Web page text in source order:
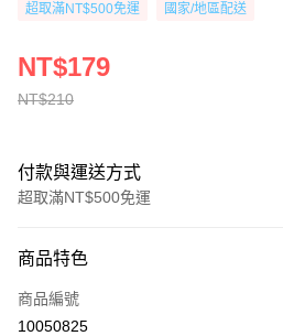
超取滿NT$500免運 國家/地區配送
NT$210
NT$179
付款與運送方式
超取滿NT$500免運
信用卡一次付款
超商取貨付款
商品特色
商品編號
10050825